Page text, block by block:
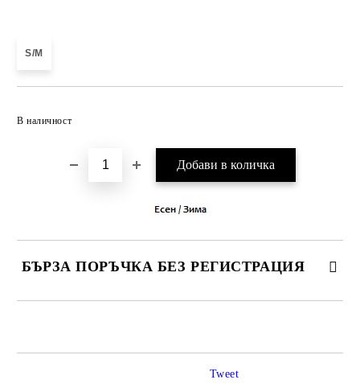
S/M
В наличност
БЪРЗА ПОРЪЧКА БЕЗ РЕГИСТРАЦИЯ
Tweet